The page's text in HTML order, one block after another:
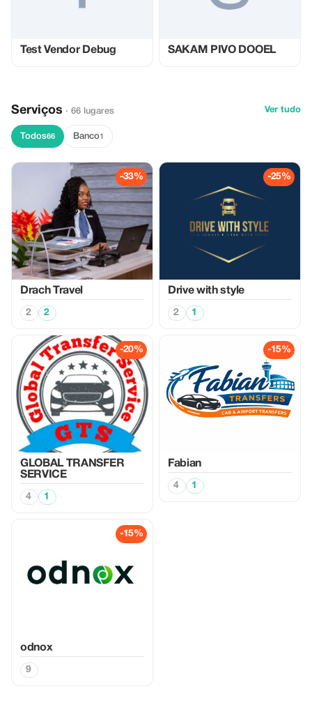
Test Vendor Debug SAKAM PIVO DOOEL
Serviços · 66 lugares Ver tudo
Todos66 Banco1
-33%
Drach Travel
2 2
-25%
Drive with style
2 1
-20%
GLOBAL TRANSFER
SERVICE
4 1
-15%
Fabian
4 1
-15%
odnox
9